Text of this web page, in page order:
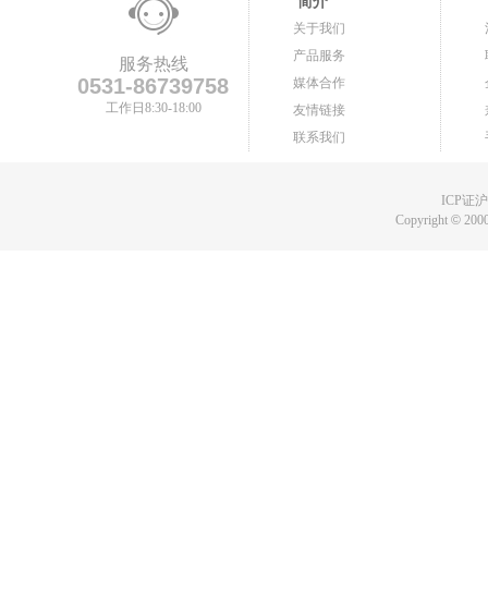
服务热线
0531-86739758
工作日8:30-18:00
关于我们
产品服务
媒体合作
友情链接
联系我们
ICP证
Copyright©